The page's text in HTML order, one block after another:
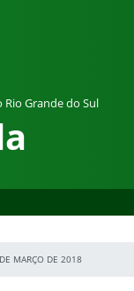
Rio Grande do Sul
MARÇO DE 2018